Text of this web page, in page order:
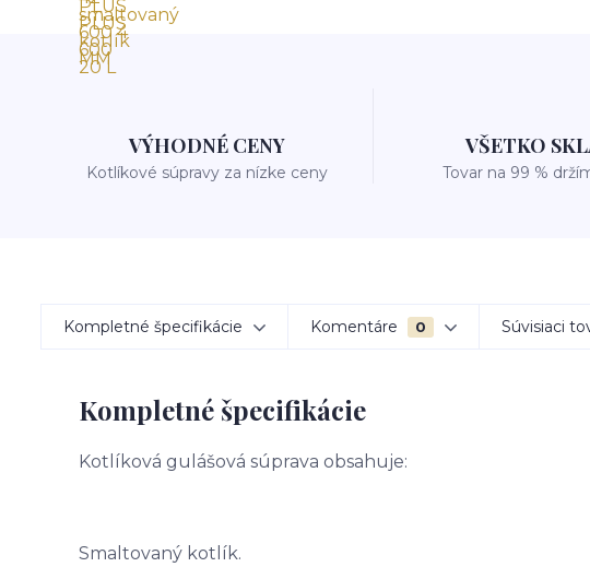
VÝHODNÉ CENY
Kotlíkové súpravy za nízke ceny
VŠETKO
Tovar na 99 %
Kompletné špecifikácie Komentáre 0 Súvisiaci
Kompletné špecifikácie
Kotlíková gulášová súprava obsahuje:
Smaltovaný kotlík.